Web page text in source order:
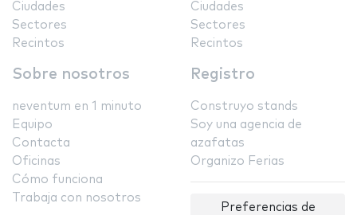
Ciudades
Sectores
Recintos
Ciudades
Sectores
Recintos
Sobre nosotros
neventum en 1 minuto
Equipo
Contacta
Oficinas
Cómo funciona
Trabaja con nosotros
Registro
Construyo stands
Soy una agencia de
azafatas
Organizo Ferias
Preferencias de